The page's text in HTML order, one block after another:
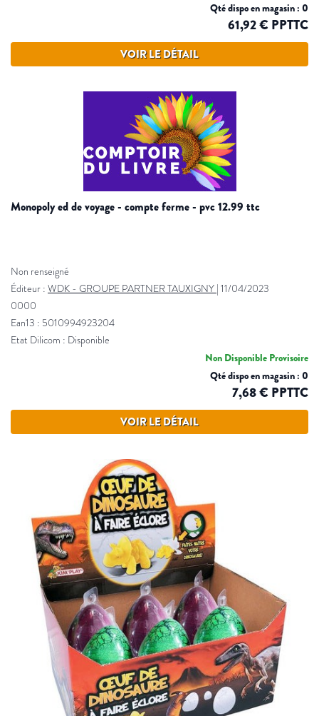
Qté dispo en magasin : 0
61,92 € PPTTC
VOIR LE DÉTAIL
monopoly ed de voyage - compte ferme - pvc 12.99 ttc
Non renseigné
Éditeur : WDK - GROUPE PARTNER TAUXIGNY | 11/04/2023
0000
Ean13 : 5010994923204
Etat Dilicom : Disponible
Non Disponible Provisoire
Qté dispo en magasin : 0
7,68 € PPTTC
VOIR LE DÉTAIL